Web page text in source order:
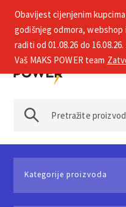
+385 1 2002 575
Kategorije proizvoda
Obavijest cijenjenim
godišnjeg odmora, webshop
raditi od 01.08.26 do
Vaš MAKS POWER team